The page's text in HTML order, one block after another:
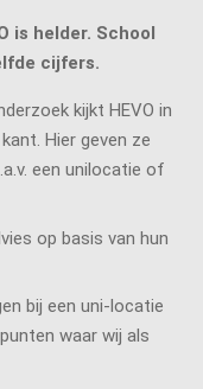
is helder. School
cijfers.
kijkt HEVO in
Hier geven ze
een unilocatie of
op basis van hun
bij een uni-locatie
waar wij als